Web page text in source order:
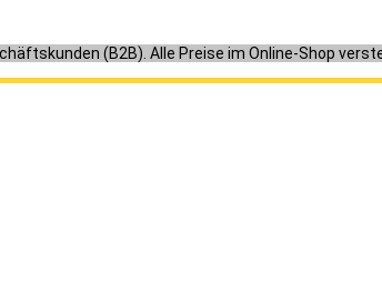
(B2B). Alle Preise im Online-Shop